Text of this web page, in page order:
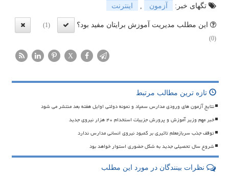
تگهای خبر:
آزمون , اینترنت
این مطلب مدیریت آموزش برایتان مفید بود؟
(1)
(0)
X
تازه ترین مطالب مرتبط
نتایج آزمون های ورودی مدارس سمپاد و نمونه دولتی اوایل هفته بعد منتشر می شود
خبر مهم وزیر آموزش و پرورش جزییات استخدام ۴۰ هزار نیروی جدید
توقف جذب سربازمعلم تاثیری بر کمبود نیروی انسانی مدارس ندارد
شروع سال تحصیلی جدید به شکل حضوری استوار خواهد بود
نظرات بینندگان در مورد این مطلب